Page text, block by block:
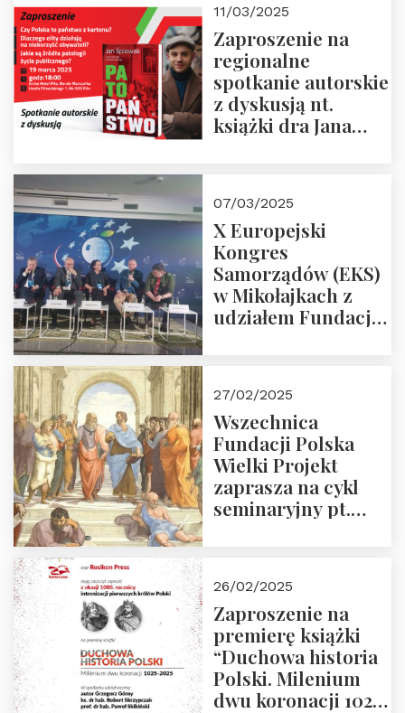
i prof.
Krasnodębski
11/03/2025
Zaproszenie na
regionalne
spotkanie autorskie
z dyskusją nt.
książki dra Jana
07/03/2025
X Europejski
Kongres
Samorządów (EKS)
w Mikołajkach z
udziałem Fundacji
27/02/2025
Wszechnica
Fundacji Polska
Wielki Projekt
zaprasza na cykl
seminaryjny pt.
26/02/2025
Zaproszenie na
premierę książki
“Duchowa historia
Polski. Milenium
dwu koronacji 1025-